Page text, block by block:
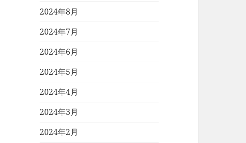
2024年8月
2024年7月
2024年6月
2024年5月
2024年4月
2024年3月
2024年2月